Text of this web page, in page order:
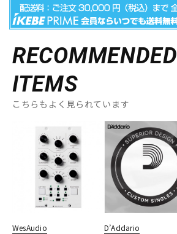
RECOMMENDED
ITEMS
こちらもよく見られています
WesAudio
D’Addario